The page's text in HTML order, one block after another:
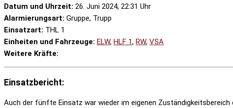
Datum und Uhrzeit: 26. Juni 2024, 22:31 Uhr
Alarmierungsart: Gruppe, Trupp
Einsatzart: THL 1
Einheiten und Fahrzeuge: ELW, HLF 1, RW, VSA
Weitere Kräfte:
Einsatzbericht:
Auch der fünfte Einsatz war wieder im eigenen